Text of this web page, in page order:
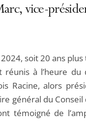
vice-
soit 20 ans
réunis à l’heure
Racine, alors
général du
témoigné de